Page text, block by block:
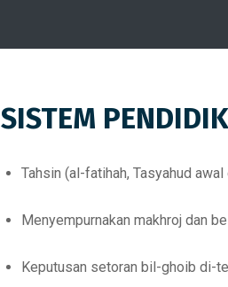
SISTEM
Tahsin (al-fatihah, Tasyahud
Menyempurnakan makhroj dan
Keputusan setoran bil-ghoib di-